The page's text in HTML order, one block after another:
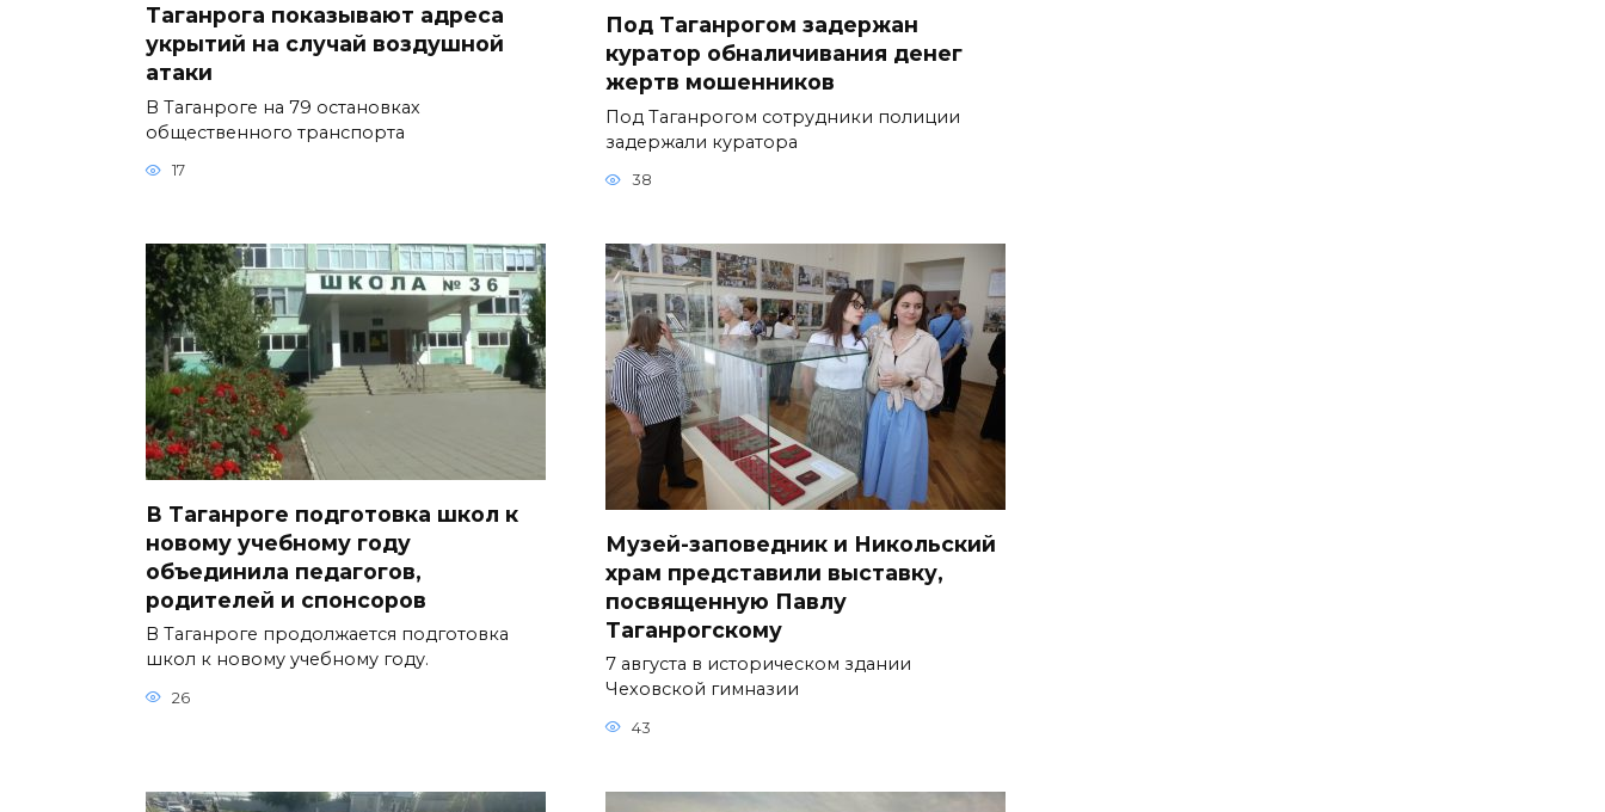
Таганрога показывают адреса
укрытий на случай воздушной
атаки
В Таганроге на 79 остановках
общественного транспорта
17
Под Таганрогом задержан
куратор обналичивания денег
жертв мошенников
Под Таганрогом сотрудники полиции
задержали куратора
38
В Таганроге подготовка школ к
новому учебному году
объединила педагогов,
родителей и спонсоров
В Таганроге продолжается подготовка
школ к новому учебному году.
26
Музей-заповедник и Никольский
храм представили выставку,
посвященную Павлу
Таганрогскому
7 августа в историческом здании
Чеховской гимназии
43